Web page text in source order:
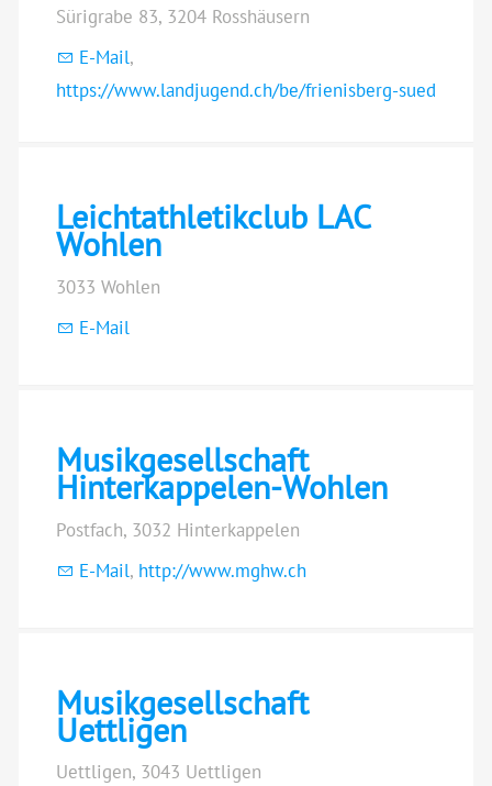
Sürigrabe 83, 3204 Rosshäusern
E-Mail,
https://www.landjugend.ch/be/frienisberg-sued
Leichtathletikclub LAC
Wohlen
3033 Wohlen
E-Mail
Musikgesellschaft
Hinterkappelen-Wohlen
Postfach, 3032 Hinterkappelen
E-Mail, http://www.mghw.ch
Musikgesellschaft
Uettligen
Uettligen, 3043 Uettligen